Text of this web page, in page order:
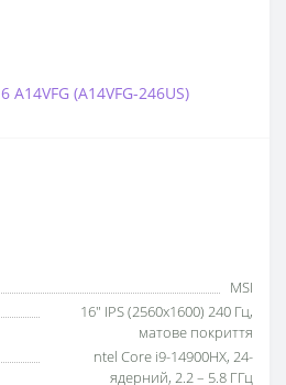
A14VFG (A14VFG-246US)
MSI
16" IPS (2560x1600) 240 Гц,
матове покриття
ntel Core i9-14900HX, 24-
ядерний, 2.2 – 5.8 ГГц